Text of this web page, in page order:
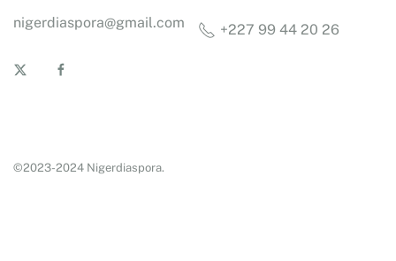
nigerdiaspora@gmail.com +227 99 44 20 26
©2023-2024 Nigerdiaspora.